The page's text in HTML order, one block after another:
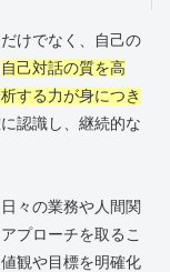
けでなく、自己の
自己対話の質を高
する力が身につき
認識し、継続的な
々の業務や人間関
プローチを取るこ
観や目標を明確化